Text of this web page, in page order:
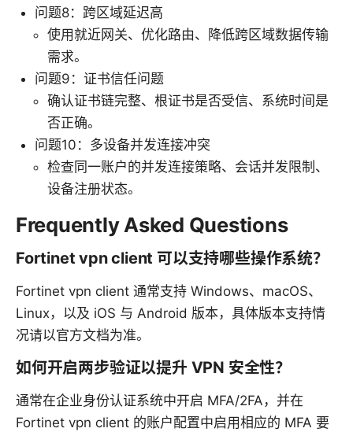
问题8：跨区域延迟高
使用就近网关、优化路由、降低跨区域数据传输
需求。
问题9：证书信任问题
确认证书链完整、根证书是否受信、系统时间是
否正确。
问题10：多设备并发连接冲突
检查同一账户的并发连接策略、会话并发限制、
设备注册状态。
Frequently Asked Questions
Fortinet vpn client 可以支持哪些操作系统？
Fortinet vpn client 通常支持 Windows、macOS、
Linux，以及 iOS 与 Android 版本，具体版本支持情
况请以官方文档为准。
如何开启两步验证以提升 VPN 安全性？
通常在企业身份认证系统中开启 MFA/2FA，并在
Fortinet vpn client 的账户配置中启用相应的 MFA 要